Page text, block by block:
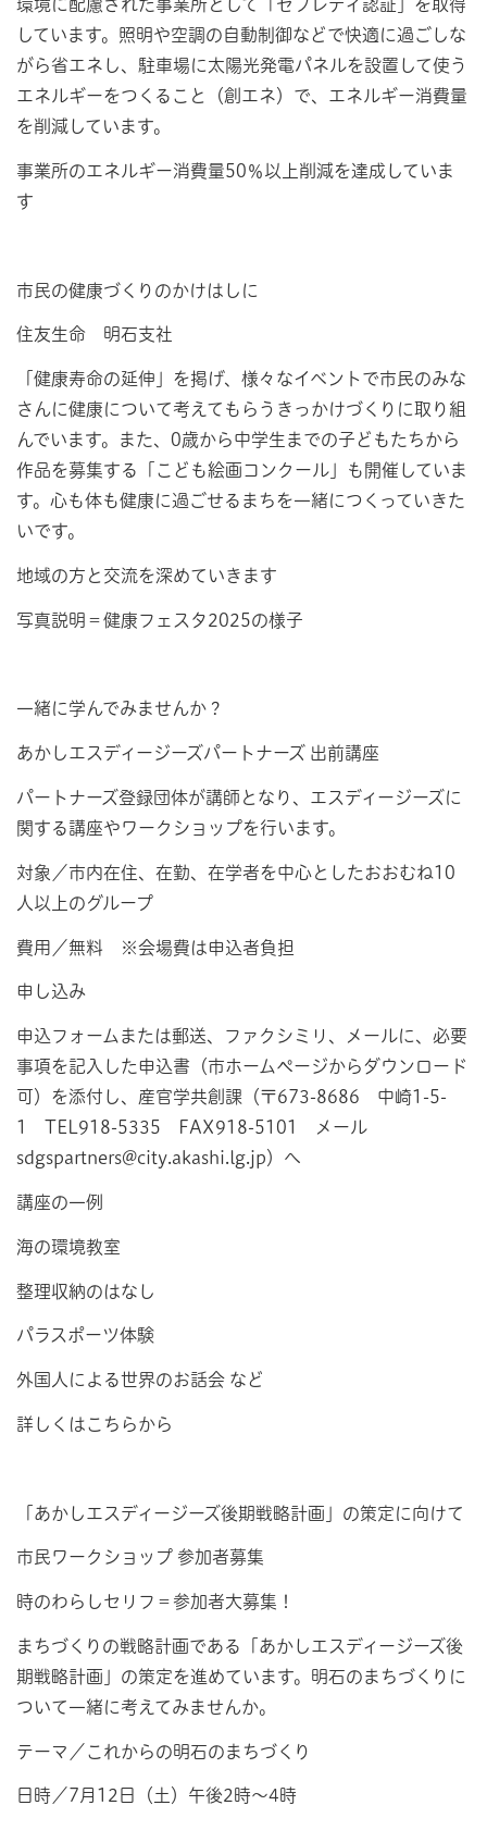
環境に配慮された事業所として「ゼブレディ認証」を取得
しています。照明や空調の自動制御などで快適に過ごしな
がら省エネし、駐車場に太陽光発電パネルを設置して使う
エネルギーをつくること（創エネ）で、エネルギー消費量
を削減しています。
事業所のエネルギー消費量50％以上削減を達成していま
す
市民の健康づくりのかけはしに
住友生命 明石支社
「健康寿命の延伸」を掲げ、様々なイベントで市民のみな
さんに健康について考えてもらうきっかけづくりに取り組
んでいます。また、0歳から中学生までの子どもたちから
作品を募集する「こども絵画コンクール」も開催していま
す。心も体も健康に過ごせるまちを一緒につくっていきた
いです。
地域の方と交流を深めていきます
写真説明＝健康フェスタ2025の様子
一緒に学んでみませんか？
あかしエスディージーズパートナーズ 出前講座
パートナーズ登録団体が講師となり、エスディージーズに
関する講座やワークショップを行います。
対象／市内在住、在勤、在学者を中心としたおおむね10
人以上のグループ
費用／無料 ※会場費は申込者負担
申し込み
申込フォームまたは郵送、ファクシミリ、メールに、必要
事項を記入した申込書（市ホームページからダウンロード
可）を添付し、産官学共創課（〒673-8686 中崎1-5-
1 TEL918-5335 FAX 918-5101 メール
sdgspartners@city.akashi.lg.jp）へ
講座の一例
海の環境教室
整理収納のはなし
パラスポーツ体験
外国人による世界のお話会 など
詳しくはこちらから
「あかしエスディージーズ後期戦略計画」の策定に向けて
市民ワークショップ 参加者募集
時のわらしセリフ＝参加者大募集！
まちづくりの戦略計画である「あかしエスディージーズ後
期戦略計画」の策定を進めています。明石のまちづくりに
ついて一緒に考えてみませんか。
テーマ／これからの明石のまちづくり
日時／7月12日（土）午後2時～4時